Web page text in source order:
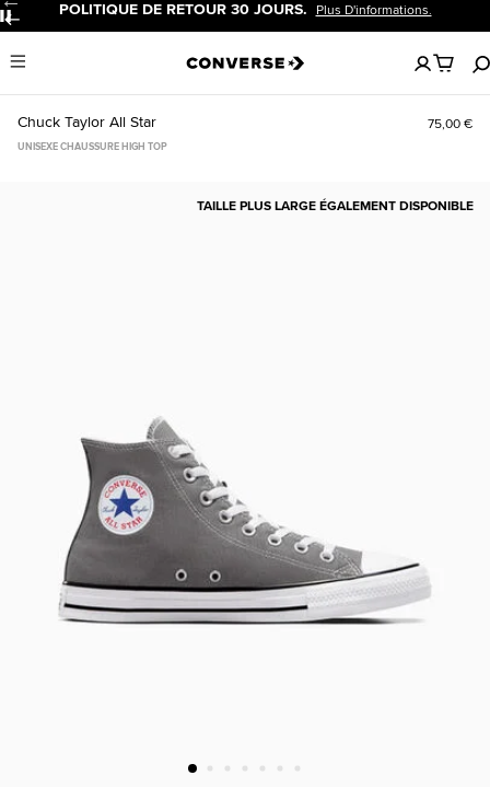
Pause POLITIQUE DE RETOUR 30 JOURS. Plus D'informations.
Menu
Aucun
articles
dans
panier
Chuck Taylor All Star 75,00 €
UNISEXE CHAUSSURE HIGH TOP
TAILLE PLUS LARGE ÉGALEMENT DISPONIBLE